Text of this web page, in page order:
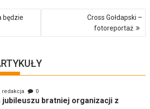
będzie
Cross Gołdapski –
fotoreportaż
redakcja 0
jubileuszu bratniej organizacji z